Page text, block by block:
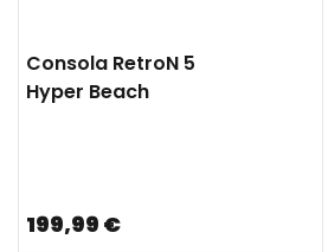
Consola RetroN 5
Hyper Beach
199,99 €